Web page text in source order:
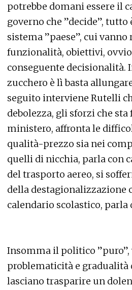
potrebbe domani essere il
governo che ”decide”,
sistema ”paese”, cui
funzionalità, obiettivi,
conseguente decisionalità.
zucchero è lì basta
seguito interviene Rutelli
debolezza, gli sforzi che sta
ministero, affronta le
qualità-prezzo sia nei
quelli di nicchia, parla con
del trasporto aereo, si
della destagionalizzazione
calendario scolastico,
Insomma il politico ”puro”,
problematicità e gradualità
lasciano trasparire un